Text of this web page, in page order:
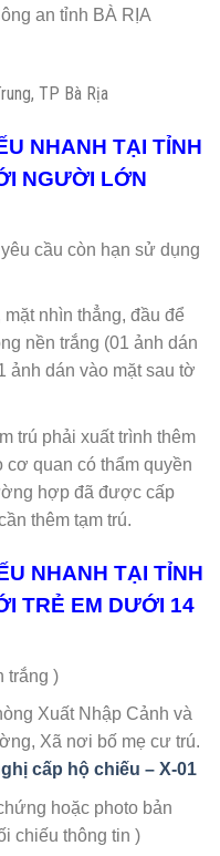
an tỉnh BÀ RỊA
TP Bà Rịa
NHANH TẠI TỈNH
NGƯỜI LỚN
cầu còn hạn sử dụng
nhìn thẳng, đầu để
nền trắng (01 ảnh dán
ảnh dán vào mặt sau tờ
trú phải xuất trình thêm
cơ quan có thẩm quyền
hợp đã được cấp
thêm tạm trú.
NHANH TẠI TỈNH
TRẺ EM DƯỚI 14
trắng )
Xuất Nhập Cảnh và
Xã nơi bố mẹ cư trú.
cấp hộ chiếu – X-01
hoặc photo bản
chiếu thông tin )